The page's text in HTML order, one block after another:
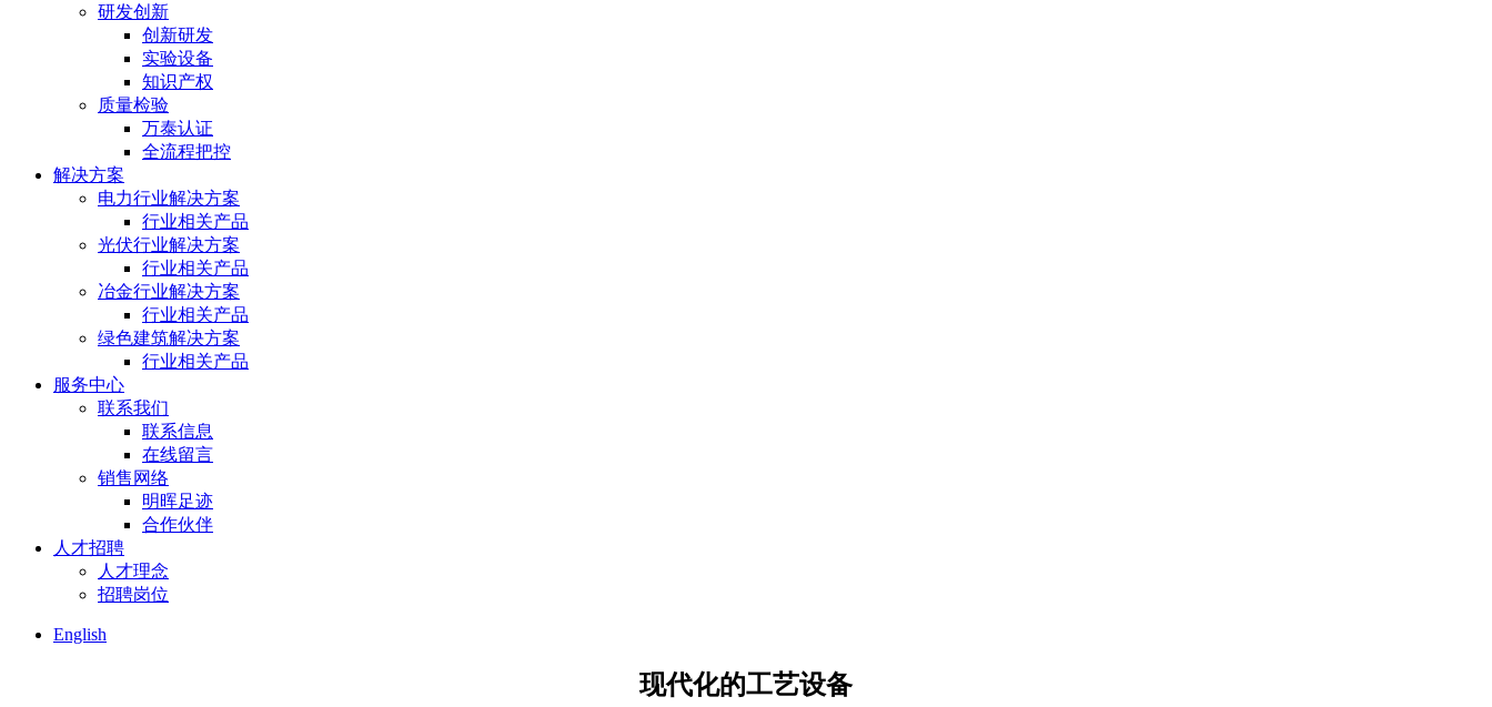
研发创新
创新研发
实验设备
知识产权
质量检验
万泰认证
全流程把控
解决方案
电力行业解决方案
行业相关产品
光伏行业解决方案
行业相关产品
冶金行业解决方案
行业相关产品
绿色建筑解决方案
行业相关产品
服务中心
联系我们
联系信息
在线留言
销售网络
明晖足迹
合作伙伴
人才招聘
人才理念
招聘岗位
English
现代化的工艺设备